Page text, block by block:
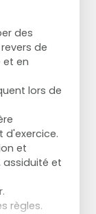
des
de
et en
lors de
d'exercice.
et
et
règles.